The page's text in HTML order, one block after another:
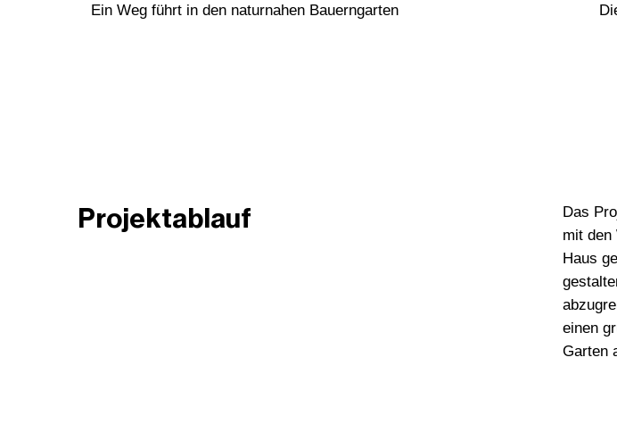
Ein Weg führt in den naturnahen Bauerngarten
Projektablauf
Das
mit den
Haus
einen
Garten